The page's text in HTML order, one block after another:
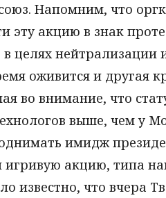
Напомним, что
эту акцию в знак
целях нейтрализации
оживится и другая
во внимание, что
выше, чем у
имидж
акцию, типа
известно, что вчера